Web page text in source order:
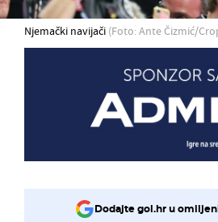
Njemački navijači (Foto: Ante Čizmić/
Dodajte gol.hr u